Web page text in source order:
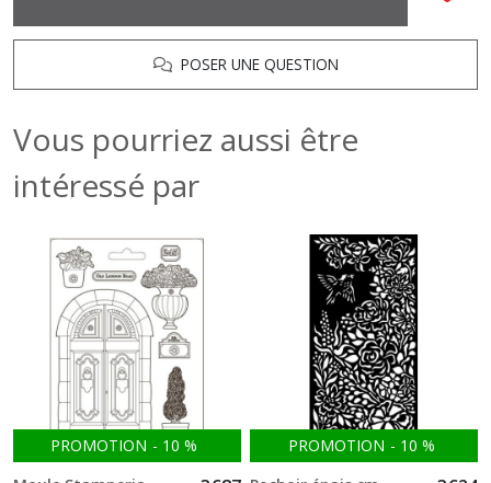
POSER UNE QUESTION
Vous pourriez aussi être
intéressé par
PROMOTION - 10 %
PROMOTION - 10 %